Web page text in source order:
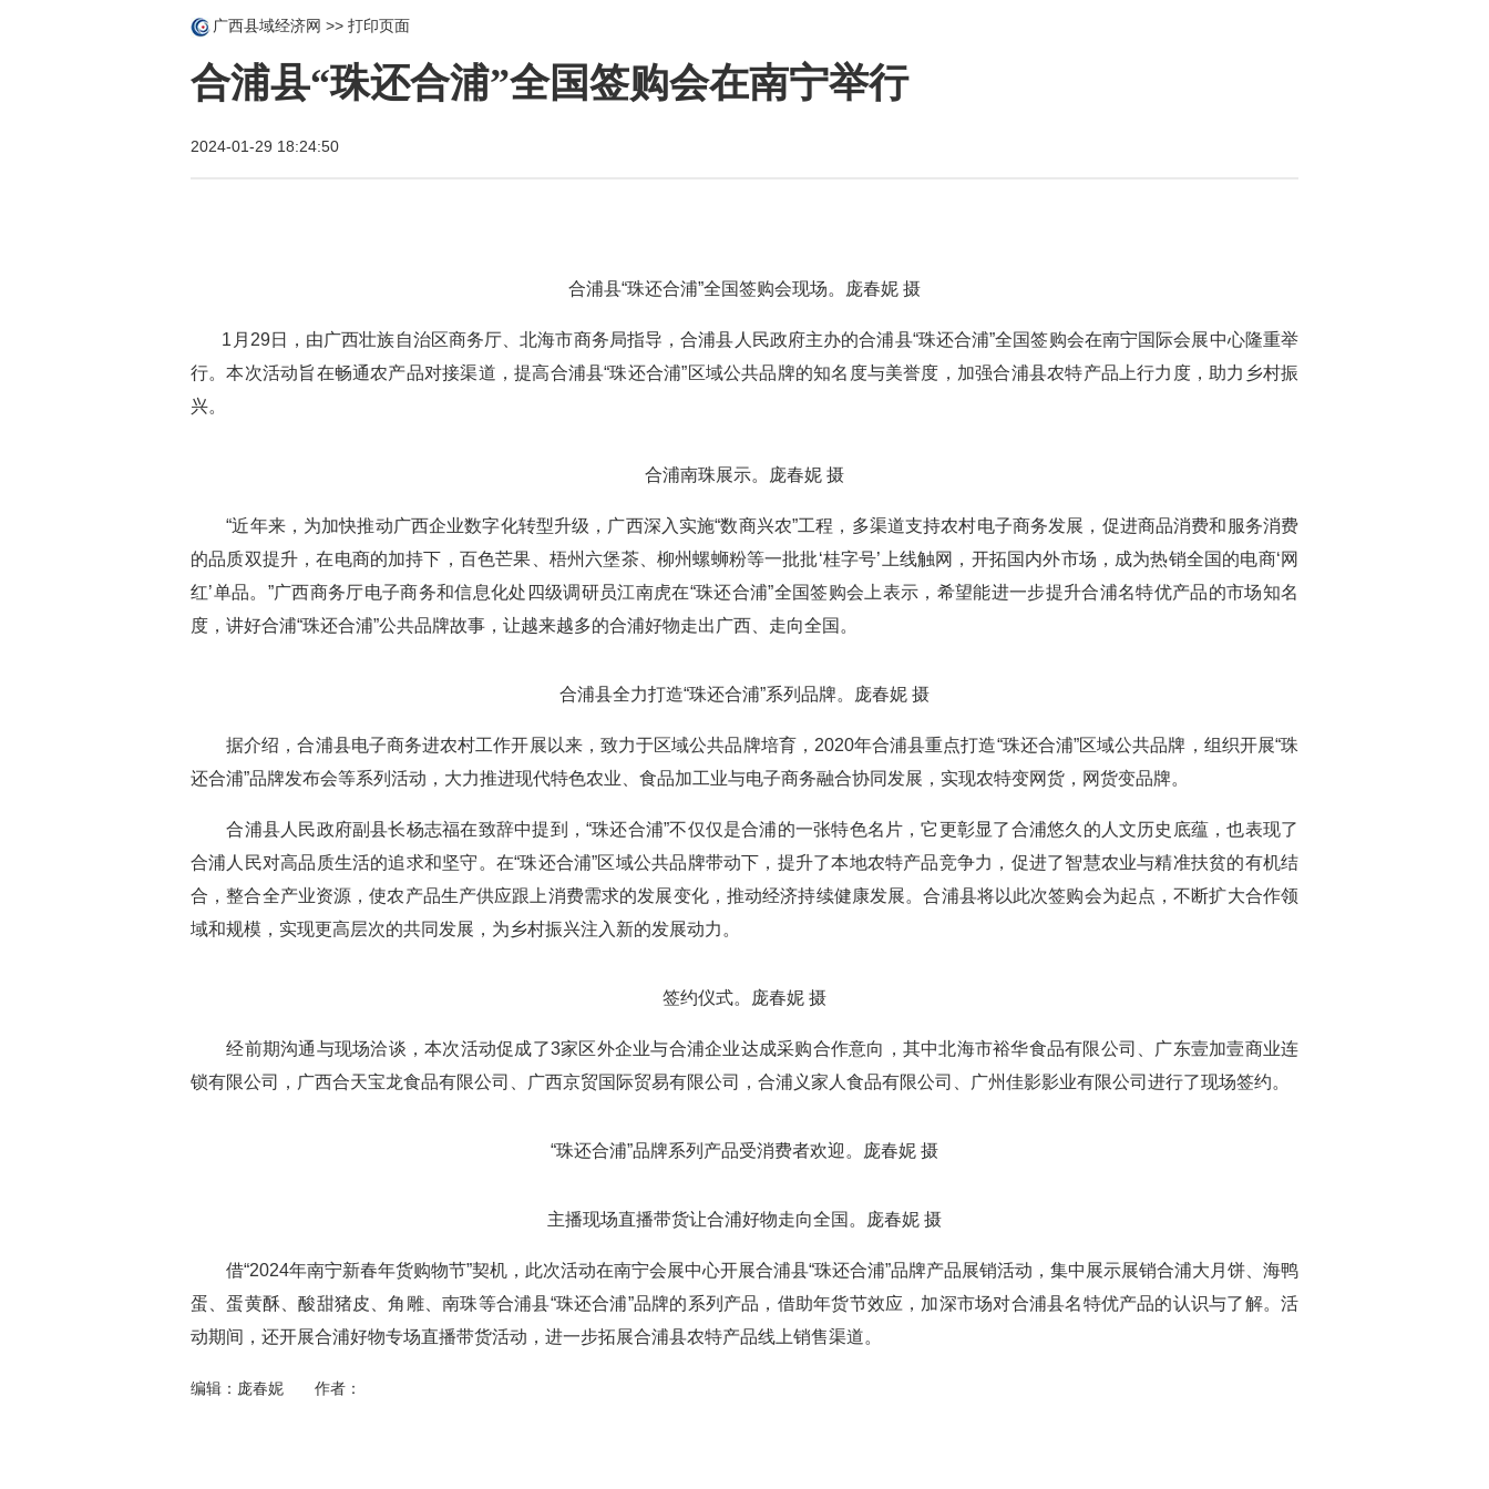
广西县域经济网 >> 打印页面
合浦县“珠还合浦”全国签购会在南宁举行
2024-01-29 18:24:50
合浦县“珠还合浦”全国签购会现场。庞春妮 摄
1月29日，由广西壮族自治区商务厅、北海市商务局指导，合浦县人民政府主办的合浦县“珠还合浦”全国签购会在南宁国际会展中心隆重举
行。本次活动旨在畅通农产品对接渠道，提高合浦县“珠还合浦”区域公共品牌的知名度与美誉度，加强合浦县农特产品上行力度，助力乡村振
兴。
合浦南珠展示。庞春妮 摄
“近年来，为加快推动广西企业数字化转型升级，广西深入实施“数商兴农”工程，多渠道支持农村电子商务发展，促进商品消费和服务消费
的品质双提升，在电商的加持下，百色芒果、梧州六堡茶、柳州螺蛳粉等一批批‘桂字号’上线触网，开拓国内外市场，成为热销全国的电商‘网
红’单品。”广西商务厅电子商务和信息化处四级调研员江南虎在“珠还合浦”全国签购会上表示，希望能进一步提升合浦名特优产品的市场知名
度，讲好合浦“珠还合浦”公共品牌故事，让越来越多的合浦好物走出广西、走向全国。
合浦县全力打造“珠还合浦”系列品牌。庞春妮 摄
据介绍，合浦县电子商务进农村工作开展以来，致力于区域公共品牌培育，2020年合浦县重点打造“珠还合浦”区域公共品牌，组织开展“珠
还合浦”品牌发布会等系列活动，大力推进现代特色农业、食品加工业与电子商务融合协同发展，实现农特变网货，网货变品牌。
合浦县人民政府副县长杨志福在致辞中提到，“珠还合浦”不仅仅是合浦的一张特色名片，它更彰显了合浦悠久的人文历史底蕴，也表现了
合浦人民对高品质生活的追求和坚守。在“珠还合浦”区域公共品牌带动下，提升了本地农特产品竞争力，促进了智慧农业与精准扶贫的有机结
合，整合全产业资源，使农产品生产供应跟上消费需求的发展变化，推动经济持续健康发展。合浦县将以此次签购会为起点，不断扩大合作领
域和规模，实现更高层次的共同发展，为乡村振兴注入新的发展动力。
签约仪式。庞春妮 摄
经前期沟通与现场洽谈，本次活动促成了3家区外企业与合浦企业达成采购合作意向，其中北海市裕华食品有限公司、广东壹加壹商业连
锁有限公司，广西合天宝龙食品有限公司、广西京贸国际贸易有限公司，合浦义家人食品有限公司、广州佳影影业有限公司进行了现场签约。
“珠还合浦”品牌系列产品受消费者欢迎。庞春妮 摄
主播现场直播带货让合浦好物走向全国。庞春妮 摄
借“2024年南宁新春年货购物节”契机，此次活动在南宁会展中心开展合浦县“珠还合浦”品牌产品展销活动，集中展示展销合浦大月饼、海鸭
蛋、蛋黄酥、酸甜猪皮、角雕、南珠等合浦县“珠还合浦”品牌的系列产品，借助年货节效应，加深市场对合浦县名特优产品的认识与了解。活
动期间，还开展合浦好物专场直播带货活动，进一步拓展合浦县农特产品线上销售渠道。
编辑：庞春妮 作者：